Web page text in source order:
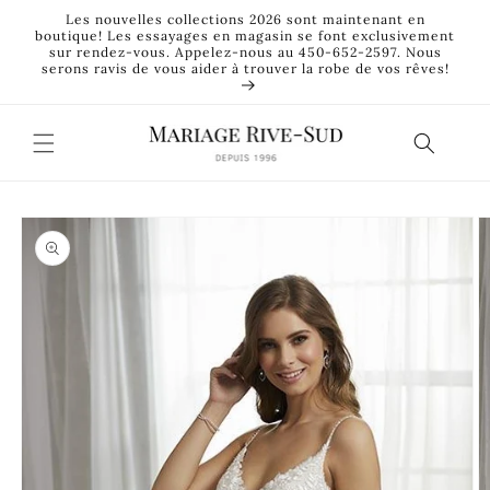
passer
au
contenu
Les nouvelles collections 2026 sont maintenant en
boutique! Les essayages en magasin se font exclusivement
sur rendez-vous. Appelez-nous au 450-652-2597. Nous
serons ravis de vous aider à trouver la robe de vos rêves!
Passer aux
informations
produits